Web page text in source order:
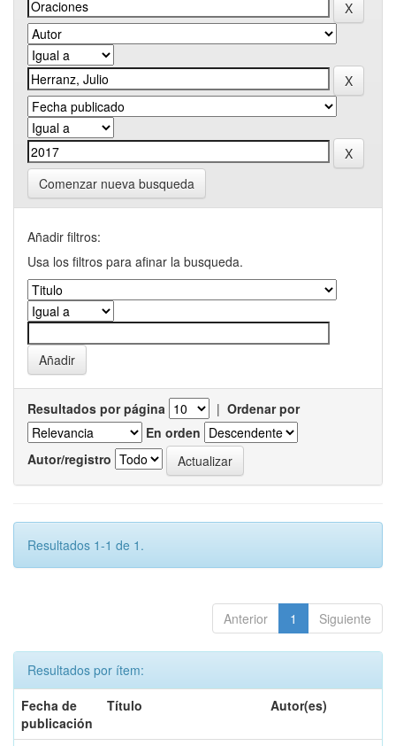
Comenzar nueva busqueda
Añadir filtros:
Usa los filtros para afinar la busqueda.
Resultados por página | Ordenar por
En orden
Autor/registro
Resultados 1-1 de 1.
Anterior 1 Siguiente
Resultados por ítem:
Fecha de
publicación
Título Autor(es)